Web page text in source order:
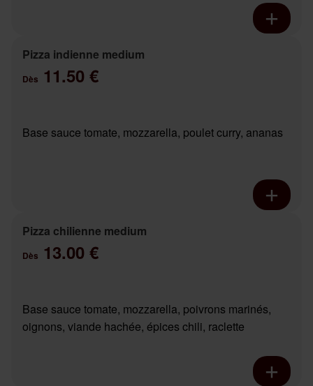
Pizza indienne medium
Dès 11.50 €
Base sauce tomate, mozzarella, poulet curry, ananas
Pizza chilienne medium
Dès 13.00 €
Base sauce tomate, mozzarella, poivrons marinés,
oignons, viande hachée, épices chili, raclette